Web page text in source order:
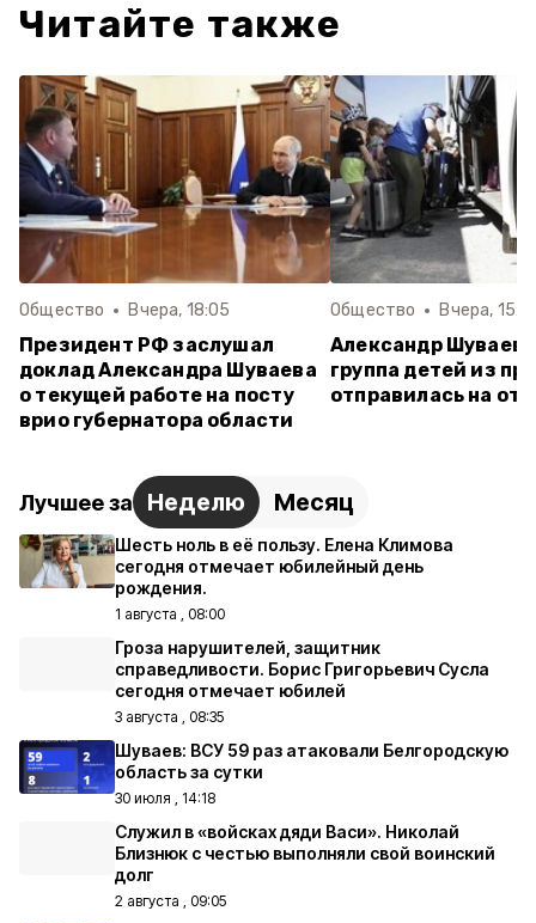
Читайте также
Общество Вчера, 18:05
Президент РФ заслушал
доклад Александра Шуваева
о текущей работе на посту
врио губернатора области
Общество Вчера,
Александр Шуваев:
группа детей из
отправилась на
Лучшее за Неделю Месяц
Шесть ноль в её пользу. Елена Климова
сегодня отмечает юбилейный день
рождения.
1 августа , 08:00
Гроза нарушителей, защитник
справедливости. Борис Григорьевич Сусла
сегодня отмечает юбилей
3 августа , 08:35
Шуваев: ВСУ 59 раз атаковали Белгородскую
область за сутки
30 июля , 14:18
Служил в «войсках дяди Васи». Николай
Близнюк с честью выполняли свой воинский
долг
2 августа , 09:05